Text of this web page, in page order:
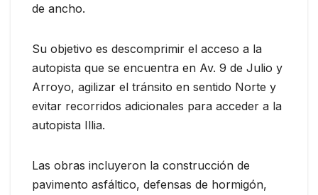
de ancho.
Su objetivo es descomprimir el acceso a la
autopista que se encuentra en Av. 9 de Julio y
Arroyo, agilizar el tránsito en sentido Norte y
evitar recorridos adicionales para acceder a la
autopista Illia.
Las obras incluyeron la construcción de
pavimento asfáltico, defensas de hormigón,